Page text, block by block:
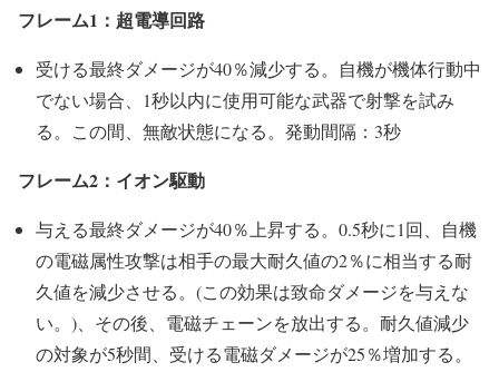
フレーム1：超電導回路
受ける最終ダメージが40％減少する。自機が機体行動中
でない場合、1秒以内に使用可能な武器で射撃を試み
る。この間、無敵状態になる。発動間隔：3秒
フレーム2：イオン駆動
与える最終ダメージが40％上昇する。0.5秒に1回、自機
の電磁属性攻撃は相手の最大耐久値の2％に相当する耐
久値を減少させる。(この効果は致命ダメージを与えな
い。)、その後、電磁チェーンを放出する。耐久値減少
の対象が5秒間、受ける電磁ダメージが25％増加する。